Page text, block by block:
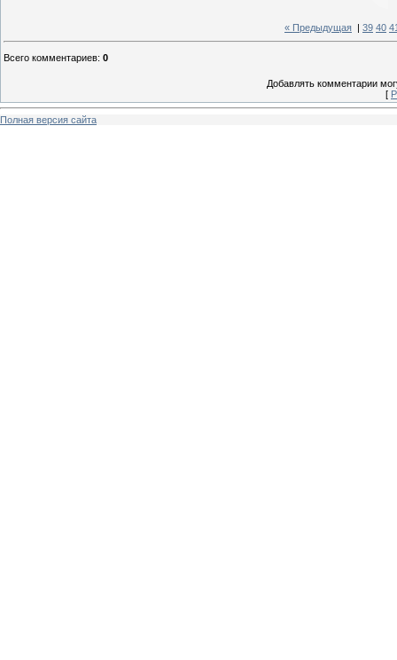
« Предыдущая 39 40
Всего комментариев: 0
Добавлять комментарии
[
Полная версия сайта